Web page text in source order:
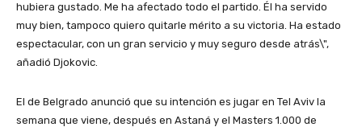
hubiera gustado. Me ha afectado todo el partido. Él ha servido
muy bien, tampoco quiero quitarle mérito a su victoria. Ha estado
espectacular, con un gran servicio y muy seguro desde atrás\",
añadió Djokovic.
El de Belgrado anunció que su intención es jugar en Tel Aviv la
semana que viene, después en Astaná y el Masters 1.000 de